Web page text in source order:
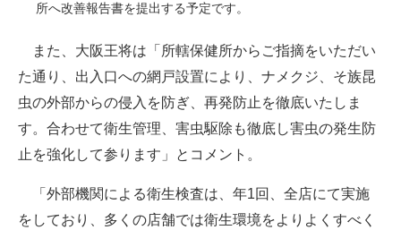
所へ改善報告書を提出する予定です。
また、大阪王将は「所轄保健所からご指摘をいただい
た通り、出入口への網戸設置により、ナメクジ、そ族昆
虫の外部からの侵入を防ぎ、再発防止を徹底いたしま
す。合わせて衛生管理、害虫駆除も徹底し害虫の発生防
止を強化して参ります」とコメント。
「外部機関による衛生検査は、年1回、全店にて実施
をしており、多くの店舗では衛生環境をよりよくすべく